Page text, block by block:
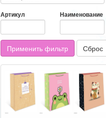
Артикул Наименование
Применить фильтр Сброс